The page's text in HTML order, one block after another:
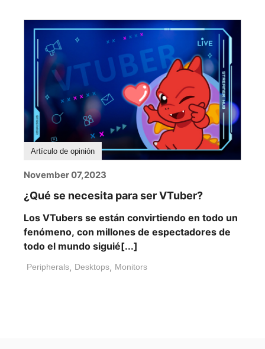
Artículo de opinión
November 07,2023
¿Qué se necesita para ser VTuber?
Los VTubers se están convirtiendo en todo un
fenómeno, con millones de espectadores de
todo el mundo siguié[...]
Peripherals, Desktops, Monitors